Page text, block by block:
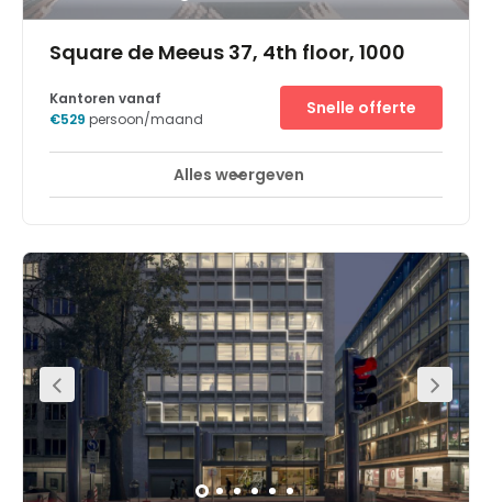
Square de Meeus 37, 4th floor, 1000
Break-Out Ruimtes Business lounge
zakendistrict van Brussel. Het Regus Business Centre ligt
op slechts 2 minuten wandelen van het Europese
Parlement en op 10 minuten van de Europese Commissie.
In de omgeving vindt u veel bedrijven, zoals financiële
organisaties en banken, maar ook Europese instellingen
en de hoofdkantoren van internationale bedrijven.Het
Regus Business Centre bevindt zich op de vierde, vijfde en
zesde verdieping van een nieuw kantoorgebouw,
opgetrokken uit glas en staal, en kijkt uit op het prachtige
park. Met ramen over de gehele lengte van de gevel, is er
een overschot aan ruimte en baden de kantoren in het
daglicht. Er is bovendien vanuit een aantal kantoren
uitzicht op het gebouw van het Europese Parlement.
Kantoren vanaf
€529 persoon/maand
Snelle offerte
Alles weergeven